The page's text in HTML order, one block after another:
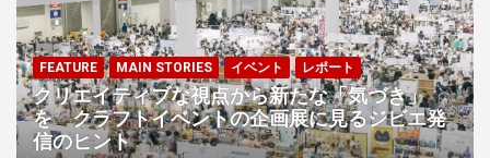
FEATURE MAIN STORIES イベント レポート
クリエイティブな視点から新たな「気づき」
を クラフトイベントの企画展に見るジビエ発
信のヒント